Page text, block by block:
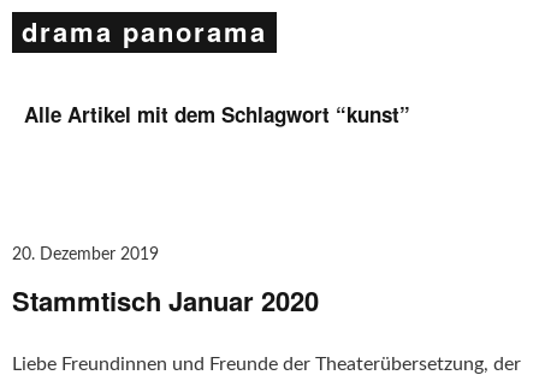
drama panorama
Alle Artikel mit dem Schlagwort “kunst”
20. Dezember 2019
Stammtisch Januar 2020
Liebe Freundinnen und Freunde der Theaterübersetzung, der